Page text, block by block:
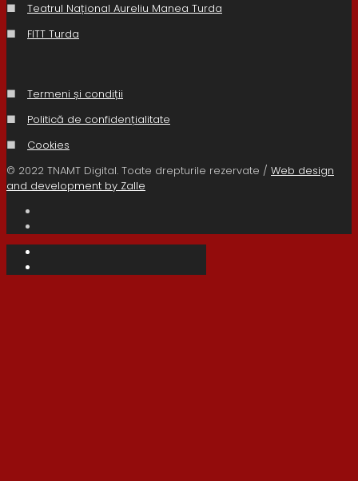
■
Teatrul Național Aureliu Manea Turda
■
FITT Turda
■
Termeni și condiții
■
Politică de confidențialitate
■
Cookies
© 2022 TNAMT Digital. Toate drepturile rezervate / Web design
and development by Zalle